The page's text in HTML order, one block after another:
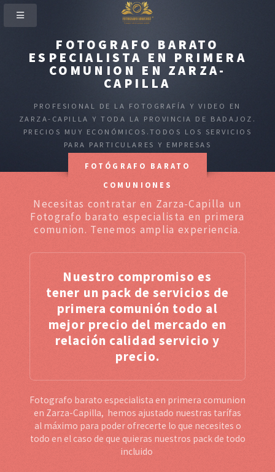
FOTOGRAFO BARATO
ESPECIALISTA EN PRIMERA
COMUNION EN ZARZA-
CAPILLA
PROFESIONAL DE LA FOTOGRAFÍA Y VIDEO EN
ZARZA-CAPILLA Y TODA LA PROVINCIA DE BADAJOZ.
PRECIOS MUY ECONÓMICOS.TODOS LOS SERVICIOS
PARA PARTICULARES Y EMPRESAS
FOTÓGRAFO BARATO
COMUNIONES
Necesitas contratar en Zarza-Capilla un
Fotografo barato especialista en primera
comunion. Tenemos amplia experiencia.
Nuestro compromiso es
tener un pack de servicios de
primera comunión todo al
mejor precio del mercado en
relación calidad servicio y
precio.
Fotografo barato especialista en primera comunion
en Zarza-Capilla, hemos ajustado nuestras tarífas
al máximo para poder ofrecerte lo que necesites o
todo en el caso de que quieras nuestros pack de todo
incluido